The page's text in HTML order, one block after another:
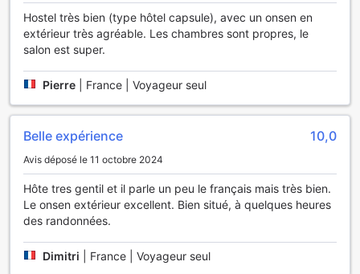
fournissent des rafraîchissements 24 heures sur 24, à faible
coût.
Si vous préférez cuisiner vos propres repas, vous allez
adorer un cuisine commune.
jeunesse vous permettront de profiter de nombreuses
activités pendant votre séjour. Profitez d'un moment de
détente en famille ou entre amis en passant du temps dans
les espaces que l'établissement met à votre disposition
comme un salon et un espace TV partagés.
La note de cette auberge de jeunesse est supérieure à
Hostel très bien (type hôtel capsule), avec un onsen en
extérieur très agréable. Les chambres sont propres, le
salon est super.
Pierre France | Voyageur seul
Belle expérience 10,0
Avis déposé le 11 octobre 2024
Hôte tres gentil et il parle un peu le français mais très bien.
Le onsen extérieur excellent. Bien situé, à quelques heures
des randonnées.
Dimitri France | Voyageur seul